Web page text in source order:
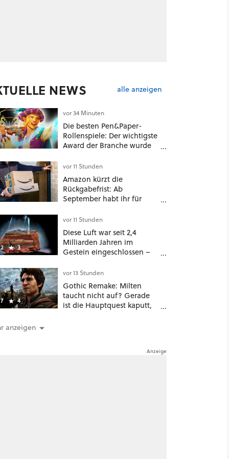
NEWS alle anzeigen
vor 34 Minuten
Die besten Pen&Paper-
Rollenspiele: Der wichtigste
Award der Branche wurde
Konkurrent ist der große
Gewinner
vor 11 Stunden
Amazon kürzt die
Rückgabefrist: Ab
September habt ihr für
Tage
3
vor 11 Stunden
Diese Luft war seit 2,4
Milliarden Jahren im
Gestein eingeschlossen –
4
vor 13 Stunden
Gothic Remake: Milten
taucht nicht auf? Gerade
ist die Hauptquest kaputt,
anzeigen